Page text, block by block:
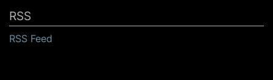
RSS
RSS Feed